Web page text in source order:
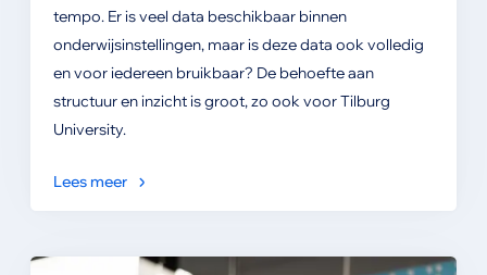
tempo. Er is veel data beschikbaar binnen
onderwijsinstellingen, maar is deze data ook volledig
en voor iedereen bruikbaar? De behoefte aan
structuur en inzicht is groot, zo ook voor Tilburg
University.
Lees meer